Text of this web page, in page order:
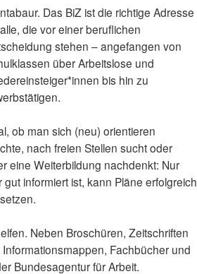
Das BiZ ist die richtige Adresse
die vor einer beruflichen
stehen – angefangen von
über Arbeitslose und
bis hin zu
ob man sich (neu) orientieren
nach freien Stellen sucht oder
eine Weiterbildung nachdenkt: Nur
gut informiert ist, kann Pläne erfolgreich
Neben Broschüren, Zeitschriften
Fachbücher und
Bundesagentur für Arbeit.